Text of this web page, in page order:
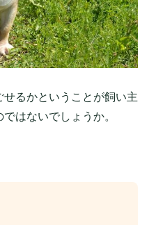
るかということが飼い主
はないでしょうか。